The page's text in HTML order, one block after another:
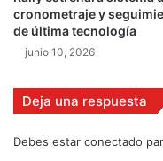
r
a
d
e
a
cronometraje y
de última tecnología
junio 10, 2026
Deja una respuesta
Debes estar conectado